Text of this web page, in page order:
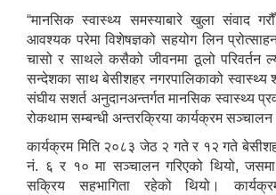
“मानसिक स्वास्थ्य समस्याबारे खुला संवाद
आवश्यक परेमा विशेषज्ञको सहयोग लिन
चासो र साथले कसैको जीवनमा ठूलो परिवर्तन
सन्देशका साथ बेसीशहर नगरपालिकाको स्वास्थ्य
संघीय सशर्त अनुदानअन्तर्गत मानसिक स्वास्थ्य
रोकथाम सम्बन्धी अन्तरक्रिया कार्यक्रम सञ्चालन
कार्यक्रम मिति २०८३ जेठ २ गते र १२ गते
नं. ६ र १० मा सञ्चालन गरिएको थियो,
सक्रिय सहभागिता रहेको थियो।